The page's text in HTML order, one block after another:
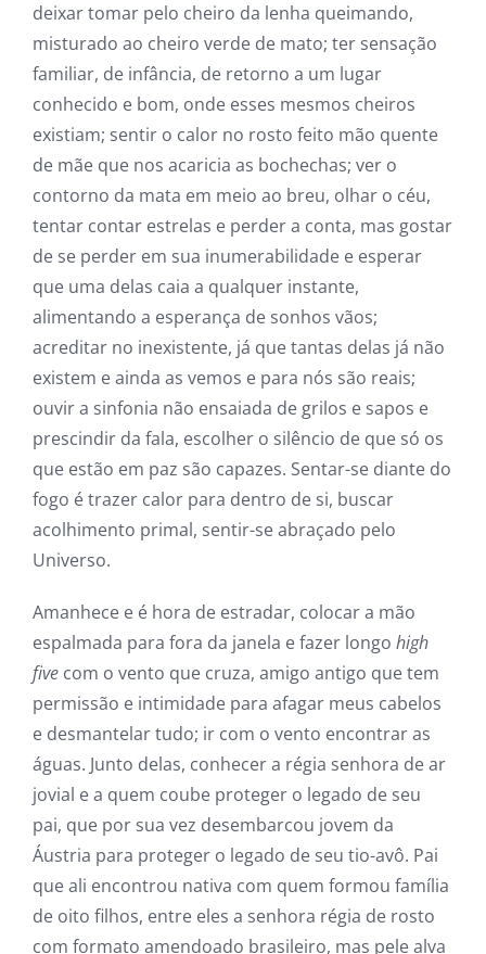
deixar tomar pelo cheiro da lenha queimando,
misturado ao cheiro verde de mato; ter sensação
familiar, de infância, de retorno a um lugar
conhecido e bom, onde esses mesmos cheiros
existiam; sentir o calor no rosto feito mão quente
de mãe que nos acaricia as bochechas; ver o
contorno da mata em meio ao breu, olhar o céu,
tentar contar estrelas e perder a conta, mas gostar
de se perder em sua inumerabilidade e esperar
que uma delas caia a qualquer instante,
alimentando a esperança de sonhos vãos;
acreditar no inexistente, já que tantas delas já não
existem e ainda as vemos e para nós são reais;
ouvir a sinfonia não ensaiada de grilos e sapos e
prescindir da fala, escolher o silêncio de que só os
que estão em paz são capazes. Sentar-se diante do
fogo é trazer calor para dentro de si, buscar
acolhimento primal, sentir-se abraçado pelo
Universo.
Amanhece e é hora de estradar, colocar a mão
espalmada para fora da janela e fazer longo high
five com o vento que cruza, amigo antigo que tem
permissão e intimidade para afagar meus cabelos
e desmantelar tudo; ir com o vento encontrar as
águas. Junto delas, conhecer a régia senhora de ar
jovial e a quem coube proteger o legado de seu
pai, que por sua vez desembarcou jovem da
Áustria para proteger o legado de seu tio-avô. Pai
que ali encontrou nativa com quem formou família
de oito filhos, entre eles a senhora régia de rosto
com formato amendoado brasileiro, mas pele alva